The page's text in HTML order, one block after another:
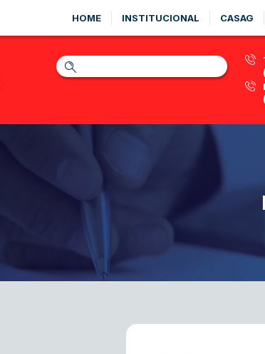
HOME INSTITUCIONAL CASAG